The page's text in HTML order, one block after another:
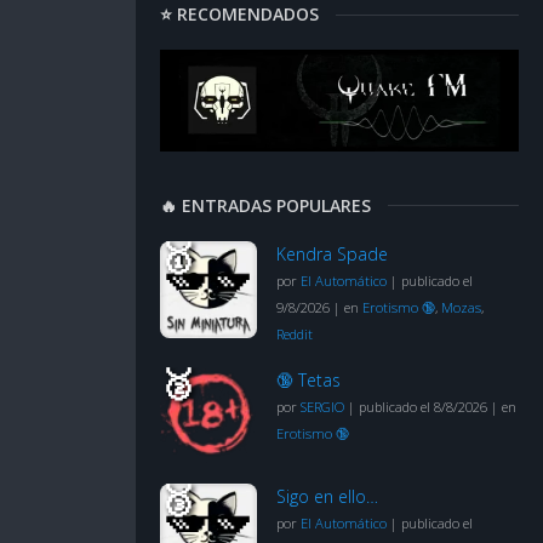
⭐ RECOMENDADOS
🔥 ENTRADAS POPULARES
Kendra Spade
por El Automático | publicado el
9/8/2026 | en Erotismo 🔞, Mozas,
Reddit
🔞 Tetas
por SERGIO | publicado el 8/8/2026 | en
Erotismo 🔞
Sigo en ello…
por El Automático | publicado el